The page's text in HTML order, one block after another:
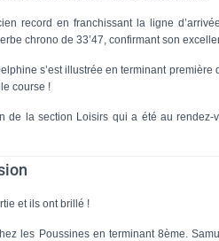
record en franchissant la ligne
chrono de 33’47, confirmant son
s’est illustrée en terminant
course !
de la section Loisirs qui a été au
et ils ont brillé !
les Poussines en terminant 8ème.